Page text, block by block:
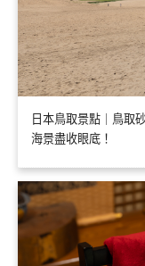
日本鳥取景點｜鳥取
海景盡收眼底！